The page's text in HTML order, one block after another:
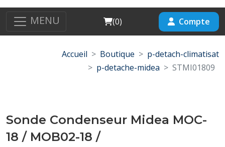
MENU Cart
(0) Compte
Accueil Boutique
p-detach-climatisat
p-detache-midea
STMI01809
Sonde Condenseur Midea MOC-
18 / MOB02-18 /